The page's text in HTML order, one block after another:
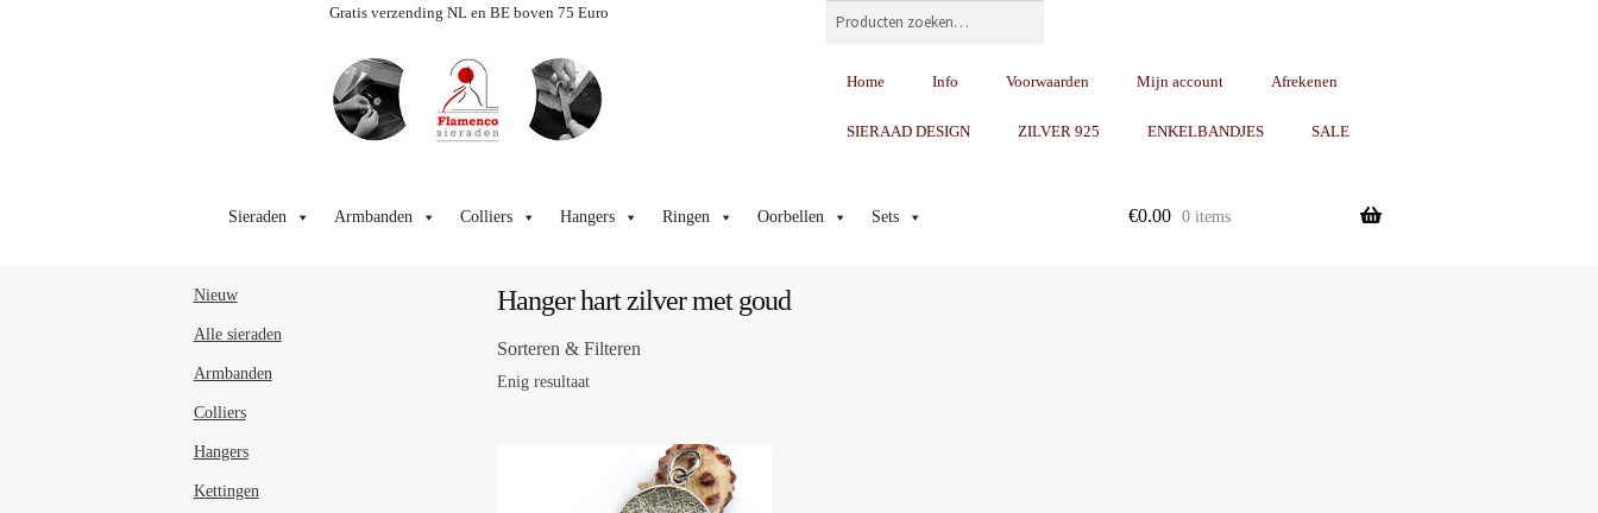
Gratis verzending NL en BE boven 75 Euro Zoeken
Home Info Voorwaarden Mijn account Afrekenen
SIERAAD DESIGN ZILVER 925 ENKELBANDJES SALE
door
naar
Sieraden Armbanden Colliers Hangers Ringen Oorbellen Sets €0.00 0 items
Hanger hart zilver met goud
Sorteren & Filteren
Enig resultaat
Nieuw
Alle sieraden
Armbanden
Colliers
Hangers
Kettingen